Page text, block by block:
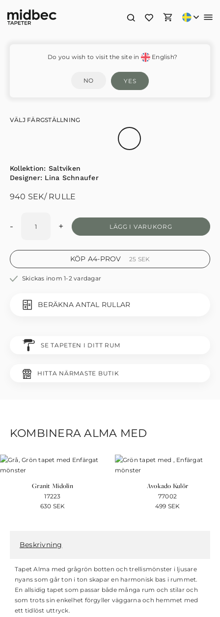
Alma – 48032
Kollektion: Saltviken
Designer: Lina Schnaufer
VÄLJ FÄRGSTÄLLNING
940 SEK/ RULLE
- + LÄGG I VARUKORG
Skickas inom 1-2 vardagar
BERÄKNA ANTAL RULLAR
KÖP A4-PROV 25 SEK
SE TAPETEN I DITT RUM
HITTA NÄRMASTE BUTIK
KOMBINERA ALMA MED
Granit Midolin
17223
630 SEK
Avokado Kulör
77002
499 SEK
Beskrivning
Tapet Alma med grågrön botten och trellismönster i ljusare
nyans som går ton i ton skapar en harmonisk bas i rummet.
En allsidig tapet som passar både många rum och stilar och
som trots sin enkelhet förgyller väggarna och hemmet med
ett tidlöst uttryck.
Do you wish to visit the site in English?
NO YES